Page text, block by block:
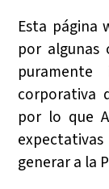
Esta página
por algunas
corporativa
por lo que
generar a la